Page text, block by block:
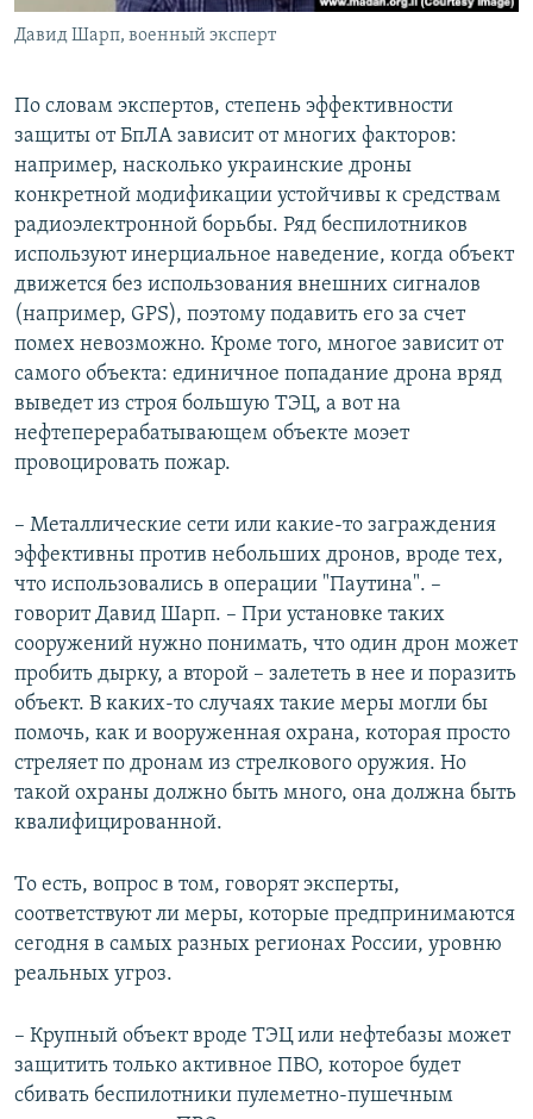
Давид Шарп, военный эксперт
По словам экспертов, степень эффективности
защиты от БпЛА зависит от многих факторов:
например, насколько украинские дроны
конкретной модификации устойчивы к средствам
радиоэлектронной борьбы. Ряд беспилотников
используют инерциальное наведение, когда объект
движется без использования внешних сигналов
(например, GPS), поэтому подавить его за счет
помех невозможно. Кроме того, многое зависит от
самого объекта: единичное попадание дрона вряд
выведет из строя большую ТЭЦ, а вот на
нефтеперерабатывающем объекте моэет
провоцировать пожар.
– Металлические сети или какие-то заграждения
эффективны против небольших дронов, вроде тех,
что использовались в операции "Паутина". –
говорит Давид Шарп. – При установке таких
сооружений нужно понимать, что один дрон может
пробить дырку, а второй – залететь в нее и поразить
объект. В каких-то случаях такие меры могли бы
помочь, как и вооруженная охрана, которая просто
стреляет по дронам из стрелкового оружия. Но
такой охраны должно быть много, она должна быть
квалифицированной.
То есть, вопрос в том, говорят эксперты,
соответствуют ли меры, которые предпринимаются
сегодня в самых разных регионах России, уровню
реальных угроз.
– Крупный объект вроде ТЭЦ или нефтебазы может
защитить только активное ПВО, которое будет
сбивать беспилотники пулеметно-пушечным